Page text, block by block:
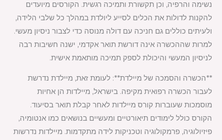
נשימה והרפיה, וכן תקשורת ותמיכה רגשית. הקורסים מיועדים
להקנות לדולות את הכלים לסייע ליולדת במהלך כל שלבי הלידה,
ולעיתים כוללים גם חניכה עם דולה מנוסה כדי לצבור ניסיון מעשי.
למרות שההכשרה אינה דורשת תואר אקדמי, ישנה חשיבות רבה
לניסיון המעשי והיכולת לספק תמיכה מותאמת אישית.
**הכשרה והסמכה של מיילדת**: לעומת זאת, מיילדת נדרשת
לעבור הכשרה רפואית מקיפה. בישראל, מיילדות הן אחיות
מוסמכות שעוברות קורס מיילדות לאחר קבלת תואר בסיעוד.
הקורס כולל לימודים תיאורטיים ומעשיים בנושאים כמו אנטומיה,
פיזיולוגיה, פרמקולוגיה וטכניקות לידה מתקדמות. מיילדות נדרשות